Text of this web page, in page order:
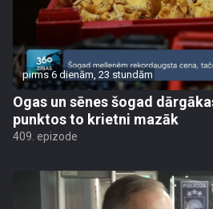
pirms 6 dienām, 23 stundām
Ogas un sēnes šogad
punktos to krietni mazāk
409. epizode